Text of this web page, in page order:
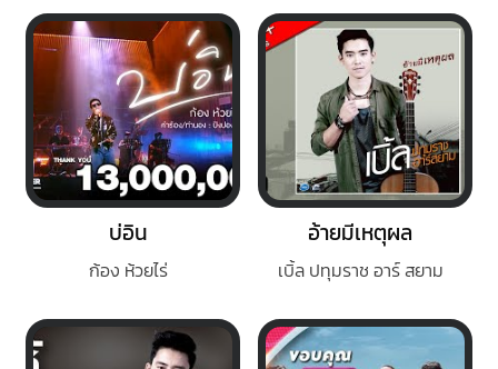
บ่อิน
ก้อง ห้วยไร่
อ้ายมีเหตุผล
เบิ้ล ปทุมราช อาร์ สยาม